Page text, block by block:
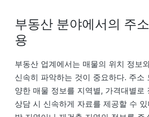
부동산 분야에서의 주
용
부동산 업계에서는 매물의 위치 정보
신속히 파악하는 것이 중요하다. 주소
양한 매물 정보를 지역별, 가격대별로
상담 시 신속하게 자료를 제공할 수